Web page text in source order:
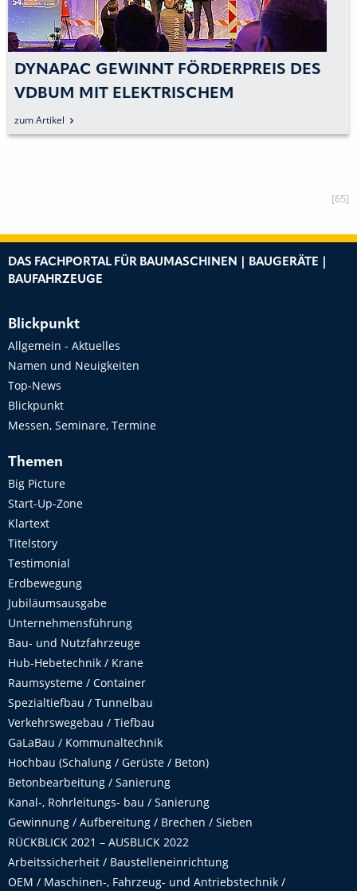
DYNAPAC ERDWALZEN:
HÄRTESTE EINSATZBEDINGUNGEN –
BEWÄHRT IM TÄGLICHEN
zum Artikel
[65]
DAS FACHPORTAL FÜR BAUMASCHINEN | BAUGERÄTE |
BAUFAHRZEUGE
Blickpunkt
Allgemein - Aktuelles
Namen und Neuigkeiten
Top-News
Blickpunkt
Messen, Seminare, Termine
Themen
Big Picture
Start-Up-Zone
Klartext
Titelstory
Testimonial
Erdbewegung
Jubiläumsausgabe
Unternehmensführung
Bau- und Nutzfahrzeuge
Hub-Hebetechnik / Krane
Raumsysteme / Container
Spezialtiefbau / Tunnelbau
Verkehrswegebau / Tiefbau
GaLaBau / Kommunaltechnik
Hochbau (Schalung / Gerüste / Beton)
Betonbearbeitung / Sanierung
Kanal-, Rohrleitungs- bau / Sanierung
Gewinnung / Aufbereitung / Brechen / Sieben
RÜCKBLICK 2021 – AUSBLICK 2022
Arbeitssicherheit / Baustelleneinrichtung
OEM / Maschinen-, Fahrzeug- und Antriebstechnik /